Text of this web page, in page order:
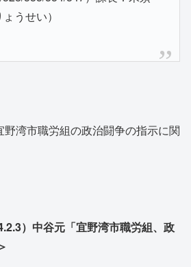
うせい）
湾市職労組の政治闘争の指示に関
）中谷元「宜野湾市職労組、政